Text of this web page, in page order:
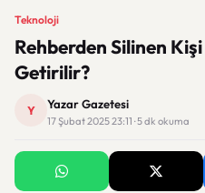
Teknoloji
Rehberden Silinen
Getirilir?
Y Yazar Gazetesi
17 Şubat 2025 23:11 · 5 dk okuma